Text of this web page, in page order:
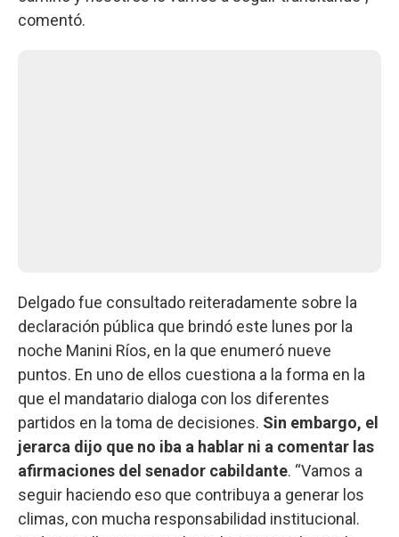
comentó.
Delgado fue consultado reiteradamente sobre la
declaración pública que brindó este lunes por la
noche Manini Ríos, en la que enumeró nueve
puntos. En uno de ellos cuestiona a la forma en la
que el mandatario dialoga con los diferentes
partidos en la toma de decisiones. Sin embargo, el
jerarca dijo que no iba a hablar ni a comentar las
afirmaciones del senador cabildante. “Vamos a
seguir haciendo eso que contribuya a generar los
climas, con mucha responsabilidad institucional.